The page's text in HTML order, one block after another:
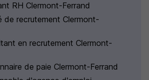
RH Clermont-Ferrand
de recrutement Clermont-
en recrutement Clermont-
de paie Clermont-Ferrand